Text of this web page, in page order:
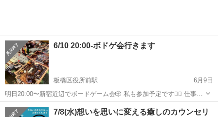
6/10 20:00-ボドゲ会行きます
板橋区役所前駅
6月9日
明日20:00〜新宿近辺でボードゲーム会🎲 私も参加予定です🙋‍♀️ 仕事終
わりに遊びたい人いたらぜひ〜🌷
東京 板橋区 板橋区役所前駅 その他 ボドゲ
7/8(水)想いを思いに変える癒しのカウンセリ